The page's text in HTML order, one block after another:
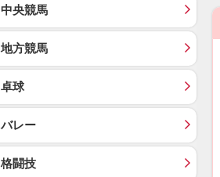
中央競馬
地方競馬
卓球
バレー
格闘技